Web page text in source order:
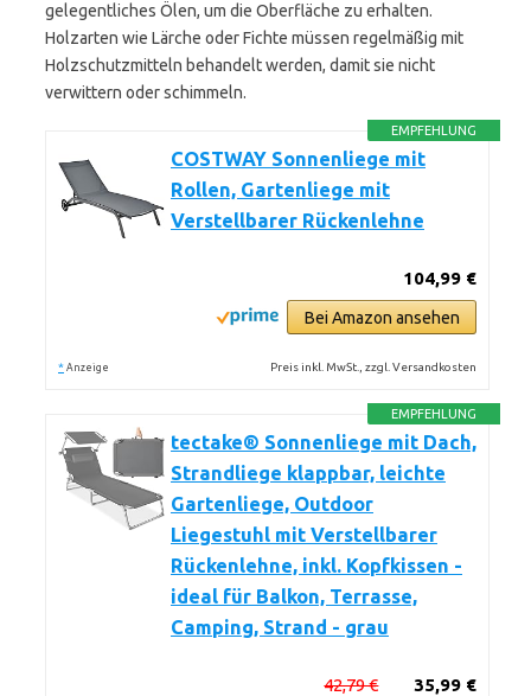
gelegentliches Ölen, um die Oberfläche zu erhalten.
Holzarten wie Lärche oder Fichte müssen regelmäßig mit
Holzschutzmitteln behandelt werden, damit sie nicht
verwittern oder schimmeln.
EMPFEHLUNG
COSTWAY Sonnenliege mit
Rollen, Gartenliege mit
Verstellbarer Rückenlehne
104,99 €
Bei Amazon ansehen
* Anzeige Preis inkl. MwSt., zzgl. Versandkosten
EMPFEHLUNG
tectake® Sonnenliege mit Dach,
Strandliege klappbar, leichte
Gartenliege, Outdoor
Liegestuhl mit Verstellbarer
Rückenlehne, inkl. Kopfkissen -
ideal für Balkon, Terrasse,
Camping, Strand - grau
35,99 €
42,79 €